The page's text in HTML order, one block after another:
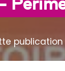
publication